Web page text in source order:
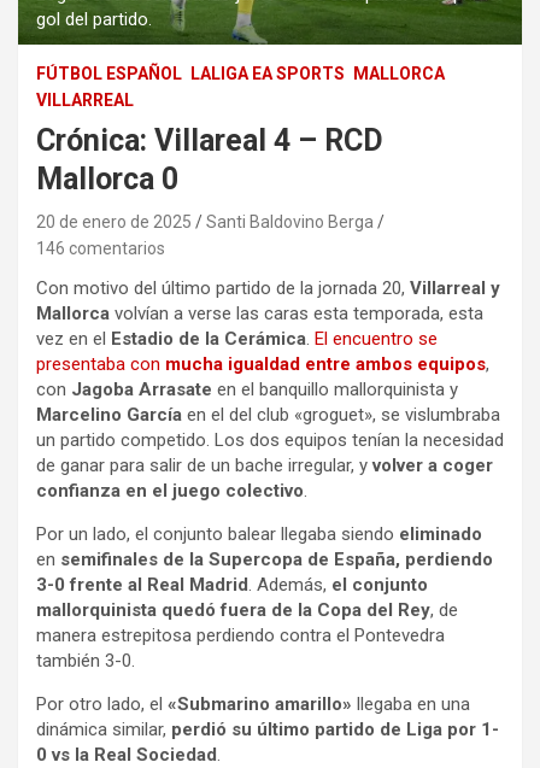
gol del partido.
FÚTBOL ESPAÑOL LALIGA EA SPORTS
MALLORCA
VILLARREAL
Crónica: Villareal 4 – RCD
Mallorca 0
20 de enero de 2025
Santi Baldovino Berga
146 comentarios
Con motivo del último partido de la jornada 20, Villarreal y
Mallorca volvían a verse las caras esta temporada, esta
vez en el
Estadio de la Cerámica. El encuentro se
presentaba con mucha igualdad entre ambos equipos,
con Jagoba Arrasate en el banquillo mallorquinista y
Marcelino García en el del club «groguet», se vislumbraba
un partido competido. Los dos equipos tenían la necesidad
de ganar para salir de un bache irregular, yvolver a coger
confianza en el juego colectivo.
Por un lado, el conjunto balear llegaba siendo eliminado
en semifinales de la Supercopa de España, perdiendo
3-0 frente al Real Madrid. Además, el conjunto
mallorquinista quedó fuera de la Copa del Rey, de
manera estrepitosa perdiendo contra el Pontevedra
también 3-0.
Por otro lado, el «Submarino amarillo» llegaba en una
dinámica similar, perdió su último partido de Liga por 1-
0 vs la Real Sociedad.